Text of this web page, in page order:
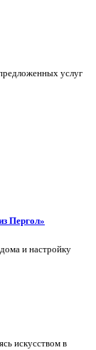
услуг
Пергол»
и настройку
искусством в